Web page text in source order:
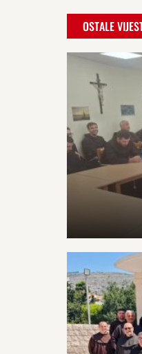
OSTALE